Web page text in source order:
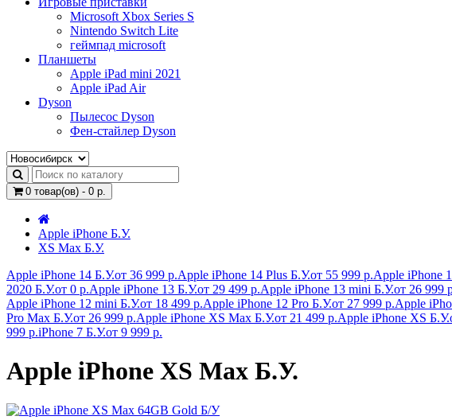
Microsoft Xbox Series S
Nintendo Switch Lite
геймпад microsoft
Планшеты
Apple iPad mini 2021
Apple iPad Air
Dyson
Пылесос Dyson
Фен-стайлер Dyson
0 товар(ов) - 0 р.
Apple iPhone Б.У.
XS Max Б.У.
Apple iPhone 14 Б.У.от 36 999 р.Apple iPhone 14 Plus Б.У.от 55 999 р.Apple iPhone
2020 Б.У.от 0 р.Apple iPhone 13 Б.У.от 29 499 р.Apple iPhone 13 mini Б.У.от 26 999
Apple iPhone 12 mini Б.У.от 18 499 р.Apple iPhone 12 Pro Б.У.от 27 999 р.Apple
Pro Max Б.У.от 26 999 р.Apple iPhone XS Max Б.У.от 21 499 р.Apple iPhone XS Б.У.
999 р.iPhone 7 Б.У.от 9 999 р.
Apple iPhone XS Max Б.У.